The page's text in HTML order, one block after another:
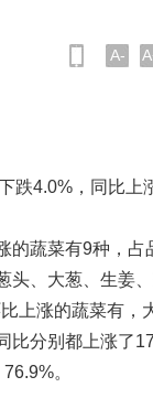
A-
4.0%，同比上
蔬菜有9种，占
头、大葱、生姜
上涨的蔬菜有，
分别都上涨了
。